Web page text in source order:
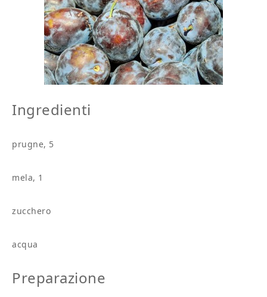
Ingredienti
prugne, 5
mela, 1
zucchero
acqua
Preparazione